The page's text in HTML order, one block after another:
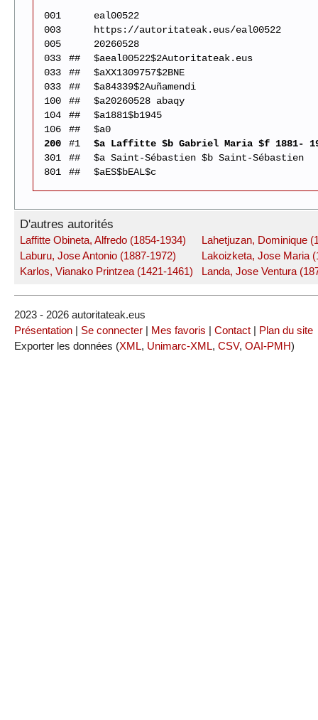
001
eal00522
003
https://autoritateak.eus/eal00522
005
20260528
033
##
$aeal00522$2Autoritateak.eus
033
##
$aXX1309757$2BNE
033
##
$a84339$2Auñamendi
100
##
$a20260528 abaqy
104
##
$a1881$b1945
106
##
$a0
200
#1
$a Laffitte $b Gabriel Maria $f 1881-
301
##
$a Saint-Sébastien $b Saint-Sébastien
801
## $aES$bEAL$c
D'autres autorités
Laffitte Obineta, Alfredo (1854-1934)
Laburu, Jose Antonio (1887-1972)
Karlos, Vianako Printzea (1421-1461)
Lahetjuzan, Dominique
Lakoizketa, Jose Maria
Landa, Jose Ventura
2023 - 2026 autoritateak.eus
Présentation | Se connecter | Mes favoris | Contact | Plan du site
Exporter les données (XML, Unimarc-XML, CSV, OAI-PMH)